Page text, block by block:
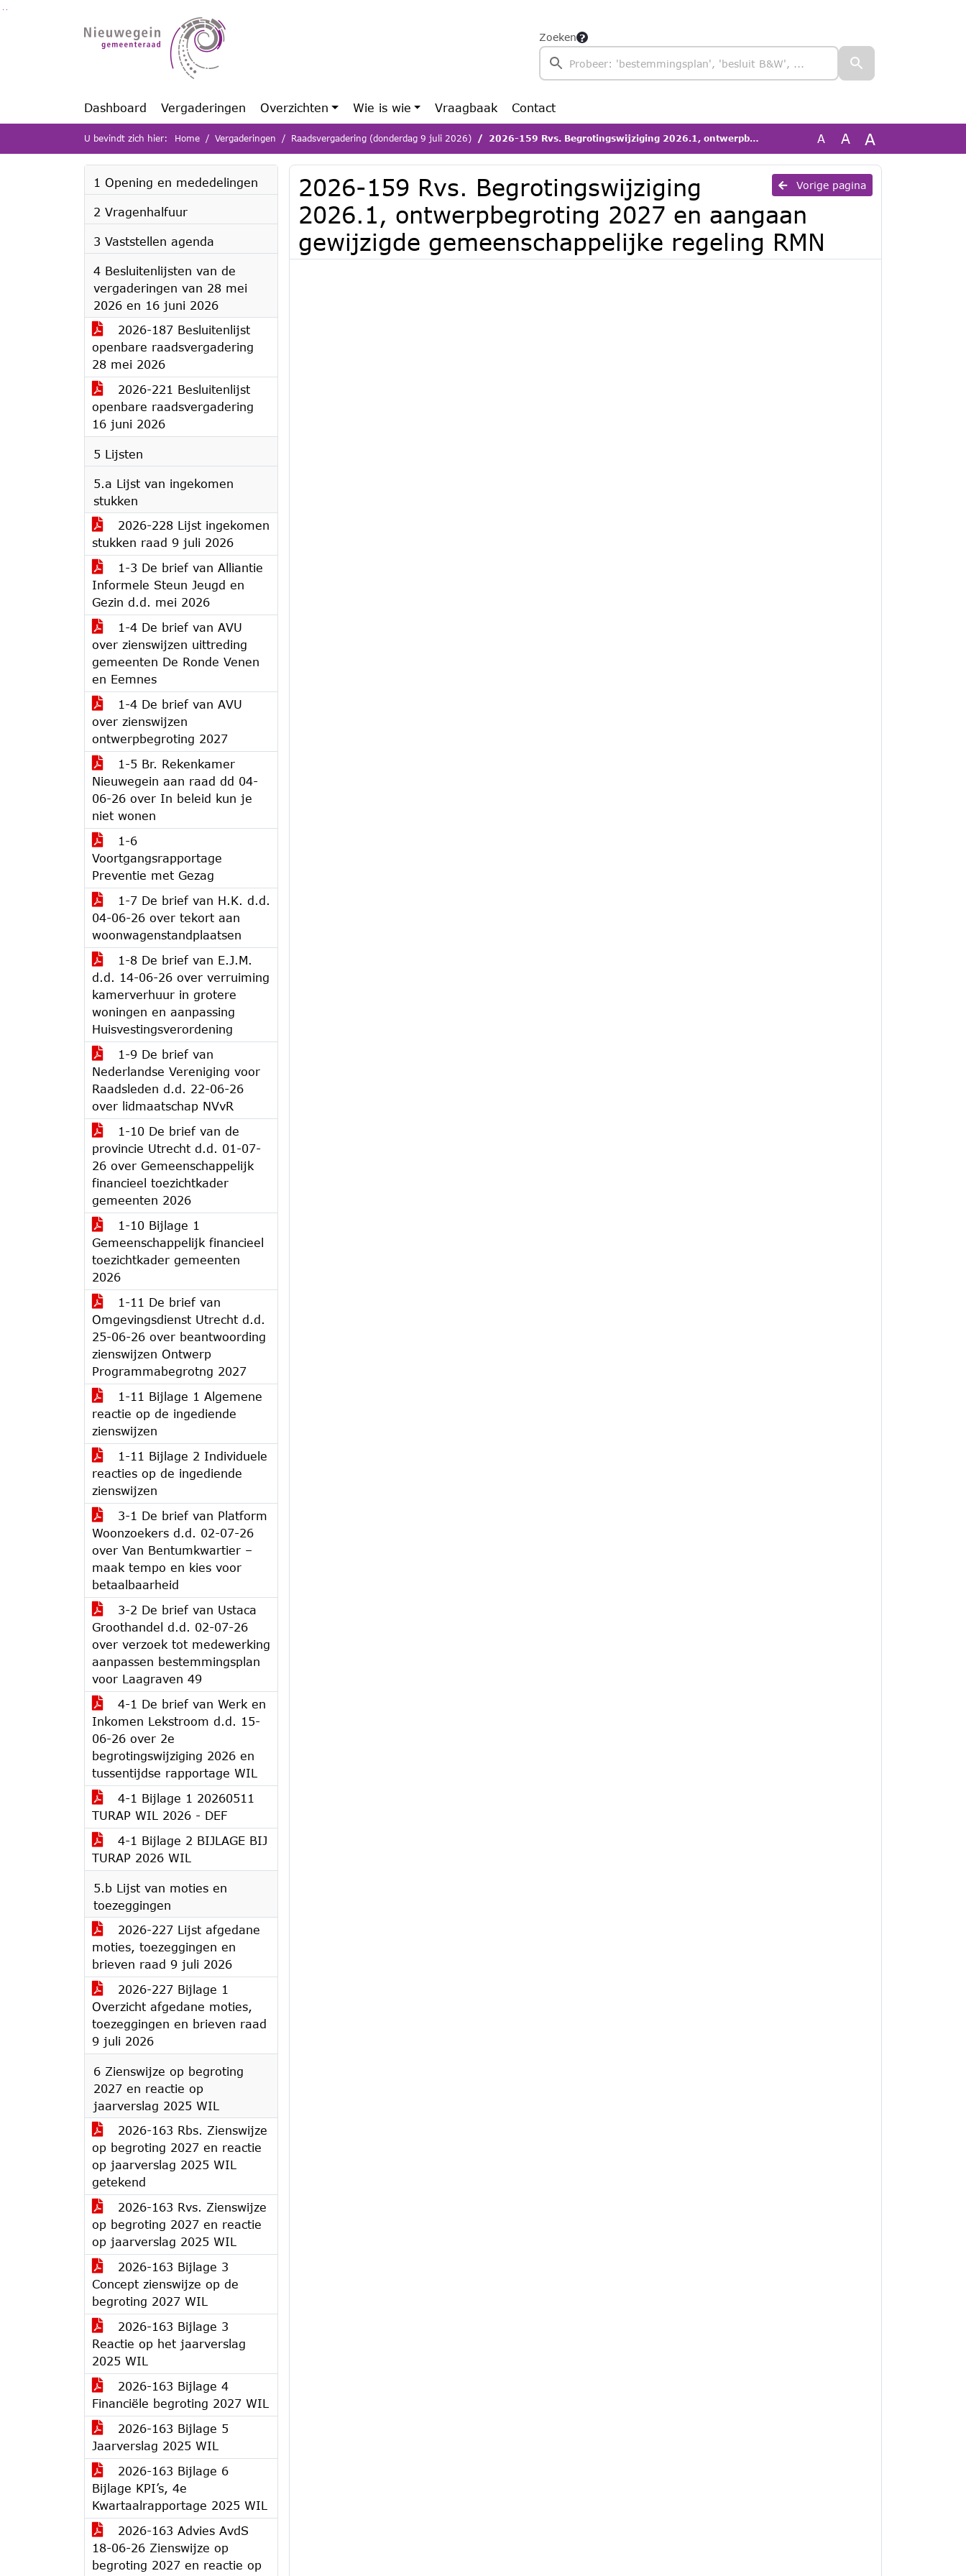
Ga naar de inhoud van deze pagina
Zoeken
Dashboard Vergaderingen Overzichten Wie is wie Vraagbaak Contact
U bevindt zich hier: Home Vergaderingen Raadsvergadering (donderdag 9 juli 2026) 2026-159 Rvs. Begrotingswijziging 2026.1, ontwerpbegroting 2027 en aangaan gewijzigde gemeenschappelijke regeling RMN A A A
1 Opening en mededelingen
2 Vragenhalfuur
3 Vaststellen agenda
4 Besluitenlijsten van de
vergaderingen van 28 mei
2026 en 16 juni 2026
2026-187 Besluitenlijst
openbare raadsvergadering
28 mei 2026
2026-221 Besluitenlijst
openbare raadsvergadering
16 juni 2026
5 Lijsten
5.a Lijst van ingekomen
stukken
2026-228 Lijst ingekomen
stukken raad 9 juli 2026
1-3 De brief van Alliantie
Informele Steun Jeugd en
Gezin d.d. mei 2026
1-4 De brief van AVU
over zienswijzen uittreding
gemeenten De Ronde Venen
en Eemnes
1-4 De brief van AVU
over zienswijzen
ontwerpbegroting 2027
1-5 Br. Rekenkamer
Nieuwegein aan raad dd 04-
06-26 over In beleid kun je
niet wonen
1-6
Voortgangsrapportage
Preventie met Gezag
1-7 De brief van H.K. d.d.
04-06-26 over tekort aan
woonwagenstandplaatsen
1-8 De brief van E.J.M.
d.d. 14-06-26 over verruiming
kamerverhuur in grotere
woningen en aanpassing
Huisvestingsverordening
1-9 De brief van
Nederlandse Vereniging voor
Raadsleden d.d. 22-06-26
over lidmaatschap NVvR
1-10 De brief van de
provincie Utrecht d.d. 01-07-
26 over Gemeenschappelijk
financieel toezichtkader
gemeenten 2026
1-10 Bijlage 1
Gemeenschappelijk financieel
toezichtkader gemeenten
2026
1-11 De brief van
Omgevingsdienst Utrecht d.d.
25-06-26 over beantwoording
zienswijzen Ontwerp
Programmabegrotng 2027
1-11 Bijlage 1 Algemene
reactie op de ingediende
zienswijzen
1-11 Bijlage 2 Individuele
reacties op de ingediende
zienswijzen
3-1 De brief van Platform
Woonzoekers d.d. 02-07-26
over Van Bentumkwartier –
maak tempo en kies voor
betaalbaarheid
3-2 De brief van Ustaca
Groothandel d.d. 02-07-26
over verzoek tot medewerking
aanpassen bestemmingsplan
voor Laagraven 49
4-1 De brief van Werk en
Inkomen Lekstroom d.d. 15-
06-26 over 2e
begrotingswijziging 2026 en
tussentijdse rapportage WIL
4-1 Bijlage 1 20260511
TURAP WIL 2026 - DEF
4-1 Bijlage 2 BIJLAGE BIJ
TURAP 2026 WIL
5.b Lijst van moties en
toezeggingen
2026-227 Lijst afgedane
moties, toezeggingen en
brieven raad 9 juli 2026
2026-227 Bijlage 1
Overzicht afgedane moties,
toezeggingen en brieven raad
9 juli 2026
6 Zienswijze op begroting
2027 en reactie op
jaarverslag 2025 WIL
2026-163 Rbs. Zienswijze
op begroting 2027 en reactie
op jaarverslag 2025 WIL
getekend
2026-163 Rvs. Zienswijze
op begroting 2027 en reactie
op jaarverslag 2025 WIL
2026-163 Bijlage 3
Concept zienswijze op de
begroting 2027 WIL
2026-163 Bijlage 3
Reactie op het jaarverslag
2025 WIL
2026-163 Bijlage 4
Financiële begroting 2027 WIL
2026-163 Bijlage 5
Jaarverslag 2025 WIL
2026-163 Bijlage 6
Bijlage KPI’s, 4e
Kwartaalrapportage 2025 WIL
2026-163 Advies AvdS
18-06-26 Zienswijze op
begroting 2027 en reactie op
Vorige pagina
2026-159 Rvs. Begrotingswijziging
2026.1, ontwerpbegroting 2027 en aangaan
gewijzigde gemeenschappelijke regeling RMN